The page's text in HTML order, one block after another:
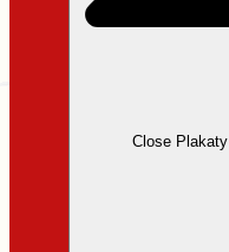
Close Plakaty